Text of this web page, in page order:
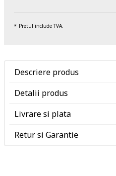
Pretul include TVA.
Descriere produs
Detalii produs
Livrare si plata
Retur si Garantie